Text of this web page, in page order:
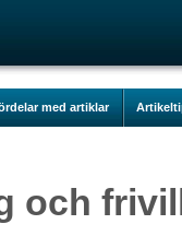
med artiklar
och